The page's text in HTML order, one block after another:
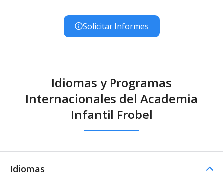
Solicitar Informes
Idiomas y Programas
Internacionales del Academia
Infantil Frobel
Idiomas